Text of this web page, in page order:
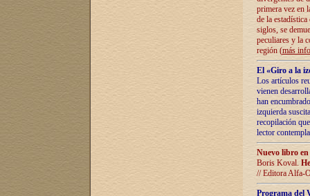
primera vez en
de la
siglos, se
peculiares y la
región (más
El «Giro a la
Los artículos
vienen
han
izquierda
recopilación
lector
Nuevo libro
Boris Koval.
// Editora Alfa-
Programa del